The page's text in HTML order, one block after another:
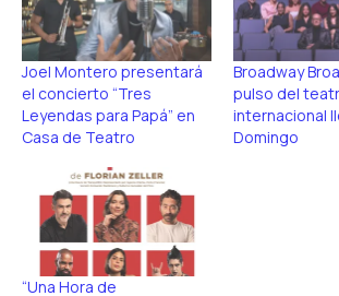
Joel Montero presentará
el concierto “Tres
Leyendas para Papá” en
Casa de Teatro
Broadway
pulso del
internacional
Domingo
“Una Hora de